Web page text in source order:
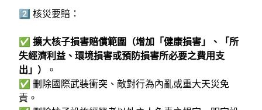
2️⃣ 核災要賠：
✅ 擴大核子損害賠償範圍（增加「健康損害」、「所
失經濟利益、環境損害或預防損害所必要之費用支
出」）
。
✅ 刪除國際武裝衝突、敵對行為內亂或重大天災免
責。